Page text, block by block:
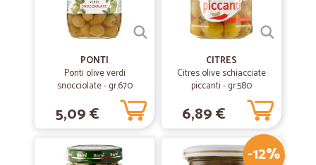
PONTI
Ponti olive verdi
snocciolate - gr.670
5,09 €
CITRES
Citres olive schiacciate
piccanti - gr.580
6,89 €
-12%